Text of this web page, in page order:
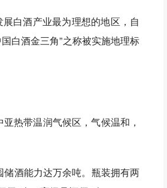
白酒产业最为理想的地区，自
白酒金三角”之称被实施地理标
热带温润气候区，气候温和，
酒能力达万余吨。瓶装拥有两